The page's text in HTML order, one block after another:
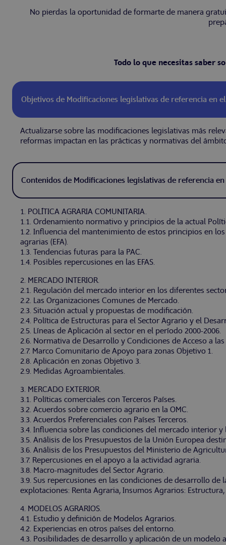
No pierdas la oportunidad de formarte de manera
Todo lo que necesitas saber
Objetivos de Modificaciones legislativas de referencia en
Actualizarse sobre las modificaciones legislativas más
reformas impactan en las prácticas y normativas del
Contenidos de Modificaciones legislativas de referencia
1. POLÍTICA AGRARIA COMUNITARIA.
1.1. Ordenamiento normativo y principios de la actual
1.2. Influencia del mantenimiento de estos principios en
agrarias (EFA).
1.3. Tendencias futuras para la PAC.
1.4. Posibles repercusiones en las EFAS.
2. MERCADO INTERIOR.
2.1. Regulación del mercado interior en los diferentes
2.2. Las Organizaciones Comunes de Mercado.
2.3. Situación actual y propuestas de modificación.
2.4. Política de Estructuras para el Sector Agrario y el
2.5. Líneas de Aplicación al sector en el período 2000-2006.
2.6. Normativa de Desarrollo y Condiciones de Acceso a
2.7. Marco Comunitario de Apoyo para zonas Objetivo 1.
2.8. Aplicación en zonas Objetivo 3.
2.9. Medidas Agroambientales.
3. MERCADO EXTERIOR.
3.1. Políticas comerciales con Terceros Países.
3.2. Acuerdos sobre comercio agrario en la OMC.
3.3. Acuerdos Preferenciales con Países Terceros.
3.4. Influencia sobre las condiciones del mercado interior
3.5. Análisis de los Presupuestos de la Unión Europea
3.6. Análisis de los Presupuestos del Ministerio de
3.7. Repercusiones en el apoyo a la actividad agraria.
3.8. Macro-magnitudes del Sector Agrario.
3.9. Sus repercusiones en las condiciones de desarrollo
explotaciones: Renta Agraria, Insumos Agrarios:
4. MODELOS AGRARIOS.
4.1. Estudio y definición de Modelos Agrarios.
4.2. Experiencias en otros países del entorno.
4.3. Posibilidades de desarrollo y aplicación de un modelo